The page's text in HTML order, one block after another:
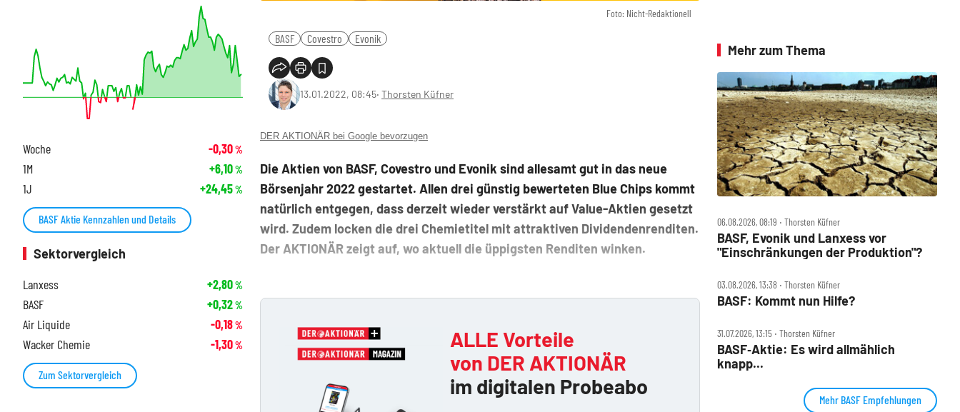
Foto: Nicht-Redaktionell
BASF Covestro Evonik
13.01.2022, 08:45‧ Thorsten Küfner
DER AKTIONÄR bei Google bevorzugen
Die Aktien von BASF, Covestro und Evonik sind allesamt gut in das neue
Börsenjahr 2022 gestartet. Allen drei günstig bewerteten Blue Chips kommt
natürlich entgegen, dass derzeit wieder verstärkt auf Value-Aktien gesetzt
wird. Zudem locken die drei Chemietitel mit attraktiven Dividendenrenditen.
Der AKTIONÄR zeigt auf, wo aktuell die üppigsten Renditen winken.
ALLE Vorteile
von DER AKTIONÄR
im digitalen Probeabo
Woche -0,30%
1M +6,10%
1J +24,45%
BASF Aktie Kennzahlen und Details
Sektorvergleich
Lanxess
+2,80%
BASF +0,32%
Air Liquide -0,18%
Wacker Chemie -1,30%
Zum Sektorvergleich
Mehr zum Thema
06.08.2026, 08:19 ‧ Thorsten Küfner
BASF, Evonik und Lanxess vor
"Einschränkungen der Produktion"?
03.08.2026, 13:38 ‧ Thorsten Küfner
BASF: Kommt nun Hilfe?
31.07.2026, 13:15 ‧ Thorsten Küfner
BASF‑Aktie: Es wird allmählich
knapp...
Mehr BASF Empfehlungen